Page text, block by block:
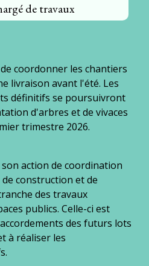
de travaux
coordonner les chantiers
livraison avant l'été. Les
définitifs se poursuivront
d'arbres et de vivaces
trimestre 2026.
son action de coordination
construction et de
des travaux
publics. Celle-ci est
des futurs lots
à réaliser les